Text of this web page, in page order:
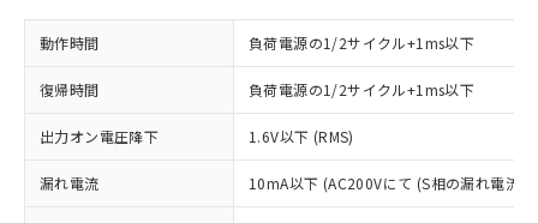
動作時間 負荷電源の1/2サイクル+1ms以下
復帰時間 負荷電源の1/2サイクル+1ms以下
出力オン電圧降下 1.6V以下 (RMS)
漏れ電流 10mA以下 (AC200Vにて (S相の漏れ電流
当社制御機器事業取扱商品の中には、
本サービスの対象外となる商品もある
在庫状況および標準価格照会結果は、
記載している更新日時点での社内デー
タに基づき作成されるものであり、閲
覧された時点での実際の在庫および標
準価格とは異なる場合があることをご
害物質有無と関係のない商品です。
仕入先様の事情により、非含有部品として
いたものが、含有品と判明した場合などや
むを得ず変更することがあります。
*EU RoHS指令（10物質）：
鉛(Pb) 1000ppm以下、 水銀(Hg) 1000ppm以下、 カド
ミウム(Cd) 100ppm以下、
六価クロム(Cr(Ⅵ)) 1000ppm以下、ポリ臭化ビフェニル
類(PBB) 1000ppm以下、ポリ臭化ジフェニルエーテル類
「×」：最大均質材料含有率が中国RoHSの
基準値を超えていることを示します。
「－」：未確認です。当社販売部門へお問
い合わせください。
*中国RoHS10物質の基準値 (GB/T26572)：
Pb(鉛) :1000ppm、 Hg(水銀) : 1000ppm、 Cd(カドミウ
ム) : 100ppm、
当社は、これら貴社製品のうち、外国
為替および外国貿易法に定める商品
（以下｢規制貨物等」という）を輸出
または国外への提供する場合は、日本
可)を取得するなどの必要な手続きを
記